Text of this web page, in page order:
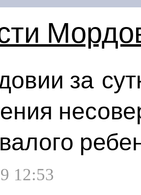
за
12:53